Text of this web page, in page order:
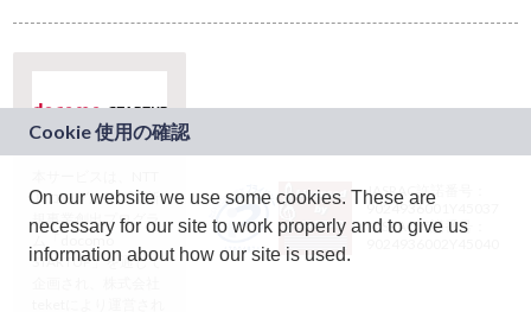
ドコモグループの新
規事業創出プログラ
ム「docomo
STARTUP」を通じて
JASRAC許諾番号：
9024936001Y45037
JASRAC許諾番号：
On our website we use some cookies. These are
necessary for our site to work properly and to give us
information about how our site is used.